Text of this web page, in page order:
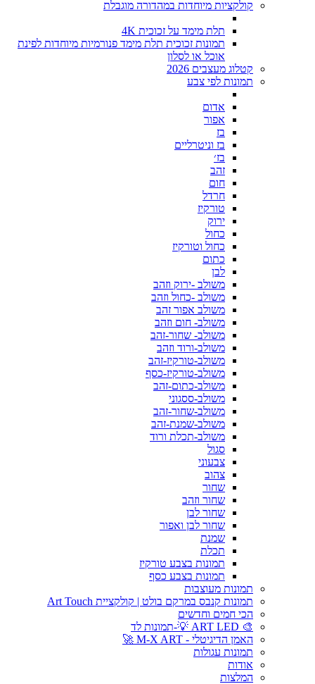
קולקציות מיוחדות במהדורה מוגבלת
תלת מימד על זכוכית 4K
תמונות זכוכית תלת מימד פנורמיות מיוחדות לפינת
אוכל או לסלון
קטלוג מעצבים 2026
תמונות לפי צבע
אדום
אפור
בז
בז וניטרליים
בז׳
זהב
חום
חרדל
טורקיז
ירוק
כחול
כחול וטורקיז
כתום
לבן
משולב -ירוק וזהב
משולב -כחול וזהב
משולב אפור זהב
משולב- חום וזהב
משולב- שחור-זהב
משולב-ורוד וזהב
משולב-טורקיז-זהב
משולב-טורקיז-כסף
משולב-כתום-זהב
משולב-ססגוני
משולב-שחור-זהב
משולב-שמנת-זהב
משולב-תכלת ורוד
סגול
צבעוני
צהוב
שחור
שחור וזהב
שחור לבן
שחור לבן ואפור
שמנת
תכלת
תמונות בצבע טורקיז
תמונות בצבע כסף
תמונות מעוצבות
תמונות קנבס במרקם בולט | קולקציית Art Touch
הכי חמים וחדשים
🎨 ART LED 💡-תמונות לד
האמן הדיגיטלי - M-X ART 🚀
תמונות עגולות
אודות
המלצות